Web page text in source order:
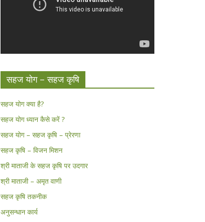
सहज योग – सहज कृषि
सहज योग क्या है?
सहज योग ध्यान कैसे करें ?
सहज योग – सहज कृषि – प्रेरणा
सहज कृषि – विजन मिशन
श्री माताजी के सहज कृषि पर उदगार
श्री माताजी – अमृत वाणी
सहज कृषि तकनीक
अनुसन्धान कार्य